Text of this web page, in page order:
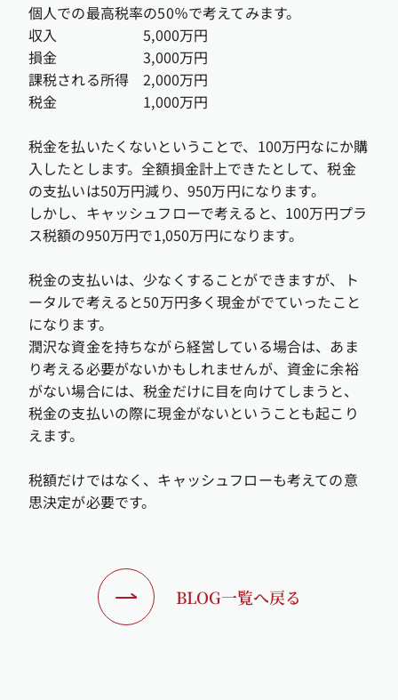
個人での最高税率の50％で考えてみます。
収入 5,000万円
損金 3,000万円
課税される所得 2,000万円
税金 1,000万円
税金を払いたくないということで、100万円なにか購
入したとします。全額損金計上できたとして、税金
の支払いは50万円減り、950万円になります。
しかし、キャッシュフローで考えると、100万円プラ
ス税額の950万円で1,050万円になります。
税金の支払いは、少なくすることができますが、ト
ータルで考えると50万円多く現金がでていったこと
になります。
潤沢な資金を持ちながら経営している場合は、あま
り考える必要がないかもしれませんが、資金に余裕
がない場合には、税金だけに目を向けてしまうと、
税金の支払いの際に現金がないということも起こり
えます。
税額だけではなく、キャッシュフローも考えての意
思決定が必要です。
BLOG一覧へ戻る